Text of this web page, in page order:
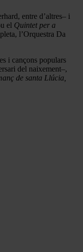
entre d’altres– i
el Quintet per a
l’Orquestra Da
i cançons populars
del naixement–,
de santa Llúcia,